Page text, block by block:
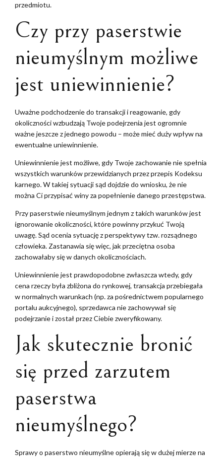
przedmiotu.
Czy przy paserstwie
nieumyślnym możliwe
jest uniewinnienie?
Uważne podchodzenie do transakcji i reagowanie, gdy
okoliczności wzbudzają Twoje podejrzenia jest ogromnie
ważne jeszcze z jednego powodu – może mieć duży wpływ na
ewentualne uniewinnienie.
Uniewinnienie jest możliwe, gdy Twoje zachowanie nie spełnia
wszystkich warunków przewidzianych przez przepis Kodeksu
karnego. W takiej sytuacji sąd dojdzie do wniosku, że nie
można Ci przypisać winy za popełnienie danego przestępstwa.
Przy paserstwie nieumyślnym jednym z takich warunków jest
ignorowanie okoliczności, które powinny przykuć Twoją
uwagę. Sąd ocenia sytuację z perspektywy tzw. rozsądnego
człowieka. Zastanawia się więc, jak przeciętna osoba
zachowałaby się w danych okolicznościach.
Uniewinnienie jest prawdopodobne zwłaszcza wtedy, gdy
cena rzeczy była zbliżona do rynkowej, transakcja przebiegała
w normalnych warunkach (np. za pośrednictwem popularnego
portalu aukcyjnego), sprzedawca nie zachowywał się
podejrzanie i został przez Ciebie zweryfikowany.
Jak skutecznie bronić
się przed zarzutem
paserstwa
nieumyślnego?
Sprawy o paserstwo nieumyślne opierają się w dużej mierze na